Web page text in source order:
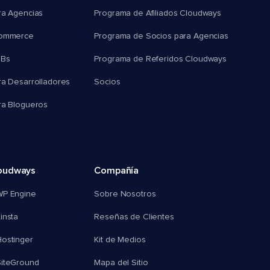
Agencias
Desarrolladores
Blogueros
Programa de Afiliados Cloudways
Programa de Socios para Agencias
Programa de Referidos Cloudways
Socios
Engine
Compañía
Sobre Nosotros
Reseñas de Clientes
Kit de Medios
Mapa del Sitio